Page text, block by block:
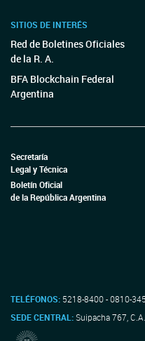
SITIOS DE INTERÉS
Red de Boletines Oficiales
de la R. A.
BFA Blockchain Federal
Argentina
Secretaría
Legal y Técnica
Boletín Oficial
de la República Argentina
TELÉFONOS: 5218-8400 - 0810-
SEDE CENTRAL:Suipacha 767,